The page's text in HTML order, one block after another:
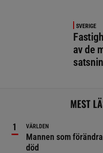
SVERIGE
av de
MEST
VÄRLDEN
Mannen som
död